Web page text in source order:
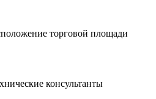
торговой площади
консультанты